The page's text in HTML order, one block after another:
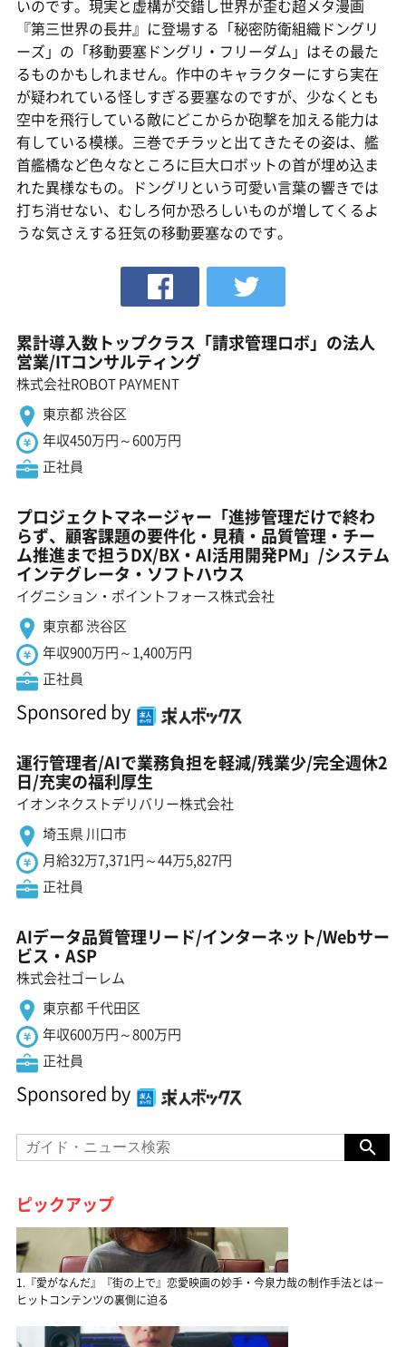
いのです。現実と虚構が交錯し世界が歪む超メタ漫画
『第三世界の長井』に登場する「秘密防衛組織ドングリ
ーズ」の「移動要塞ドングリ・フリーダム」はその最た
るものかもしれません。作中のキャラクターにすら実在
が疑われている怪しすぎる要塞なのですが、少なくとも
空中を飛行している敵にどこからか砲撃を加える能力は
有している模様。三巻でチラッと出てきたその姿は、艦
首艦橋など色々なところに巨大ロボットの首が埋め込ま
れた異様なもの。ドングリという可愛い言葉の響きでは
打ち消せない、むしろ何か恐ろしいものが増してくるよ
うな気さえする狂気の移動要塞なのです。
累計導入数トップクラス「請求管理ロボ」の法人
営業/ITコンサルティング
株式会社ROBOT PAYMENT
東京都 渋谷区
年収450万円～600万円
正社員
プロジェクトマネージャー「進捗管理だけで終わ
らず、顧客課題の要件化・見積・品質管理・チー
ム推進まで担うDX/BX・AI活用開発PM」/システム
インテグレータ・ソフトハウス
イグニション・ポイントフォース株式会社
東京都 渋谷区
年収900万円～1,400万円
正社員
Sponsored by
運行管理者/AIで業務負担を軽減/残業少/完全週休2
日/充実の福利厚生
イオンネクストデリバリー株式会社
埼玉県 川口市
月給32万7,371円～44万5,827円
正社員
AIデータ品質管理リード/インターネット/Webサー
ビス・ASP
株式会社ゴーレム
東京都 千代田区
年収600万円～800万円
正社員
Sponsored by
ピックアップ
1.『愛がなんだ』『街の上で』恋愛映画の妙手・今泉力哉の制作手法とは－
ヒットコンテンツの裏側に迫る